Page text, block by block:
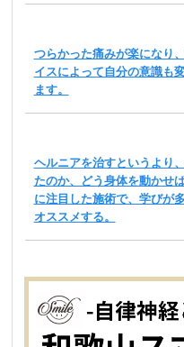
つらかった痛みが楽になり
イスによって自分の意識も
ます。
ヘルニアを治すというより
たのか、どう身体を動かせ
に注目した施術で、学びが
オススメする。